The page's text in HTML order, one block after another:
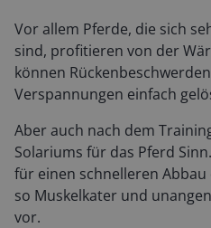
Vor allem Pferde, die sich
sind, profitieren von der
können
Verspannungen einfach
Aber auch nach dem
Solariums für das Pferd
für einen schnelleren
so Muskelkater und
vor.